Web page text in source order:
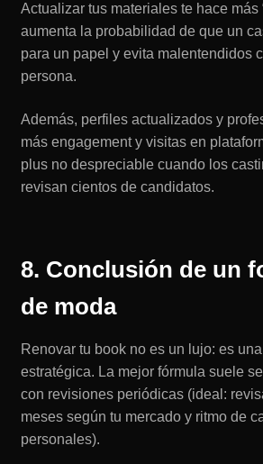
Actualizar tus materiales te hace más
aumenta la probabilidad de que un
para un papel y evita malentendidos
persona.
Además, perfiles actualizados y
más engagement y visitas en
plus no despreciable cuando los
revisan cientos de candidatos.
8. Conclusión de un
de moda
Renovar tu book no es un lujo: es
estratégica. La mejor fórmula suele
con revisiones periódicas (ideal:
meses según tu mercado y ritmo de
personales).